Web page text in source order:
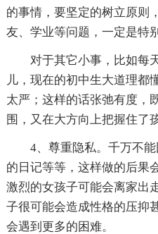
的事情，要坚定的树立原则
友、学业等问题，一定是特
对于其它小事，比如每天
儿，现在的初中生大道理都
太严；这样的话张弛有度，
围，又在大方向上把握住了
4、尊重隐私。千万不能
的日记等等，这样做的后果
激烈的女孩子可能会离家出
子很可能会造成性格的压抑
会遇到更多的困难。